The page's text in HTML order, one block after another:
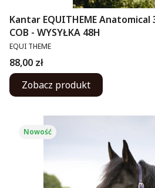
Kantar EQUITHEME
COB - WYSYŁKA 48H
PRODUCENT
EQUI THEME
Cena
88,00 zł
Zobacz produkt
Nowość